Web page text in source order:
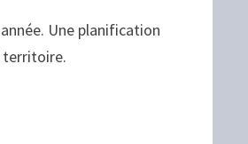
Une planification
territoire.